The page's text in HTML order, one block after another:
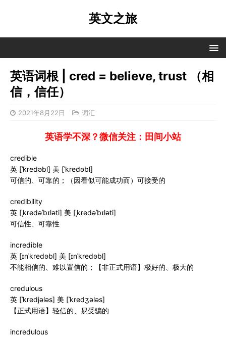
英文之旅
英语词根 | cred = believe, trust （相
信，信任）
2021年8月22日 词汇
英语学不深？微信关注：田间小站
credible
英 [ˈkredəbl] 美 [ˈkredəbl]
可信的、可靠的；（因看似可能成功而）可接受的
credibility
英 [ˌkredəˈbɪləti] 美 [ˌkredəˈbɪləti]
可信性、可靠性
incredible
英 [ɪnˈkredəbl] 美 [ɪnˈkredəbl]
不能相信的、难以置信的；【非正式用语】极好的、极大的
credulous
英 [ˈkredjələs] 美 [ˈkredʒələs]
【正式用语】轻信的、易受骗的
incredulous